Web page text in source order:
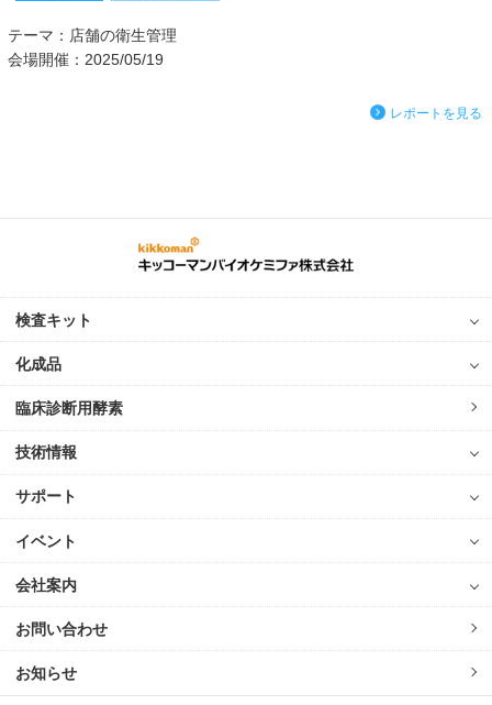
テーマ：店舗の衛生管理
会場開催：2025/05/19
レポートを見る
検査キット
化成品
臨床診断用酵素
技術情報
サポート
イベント
会社案内
お問い合わせ
お知らせ